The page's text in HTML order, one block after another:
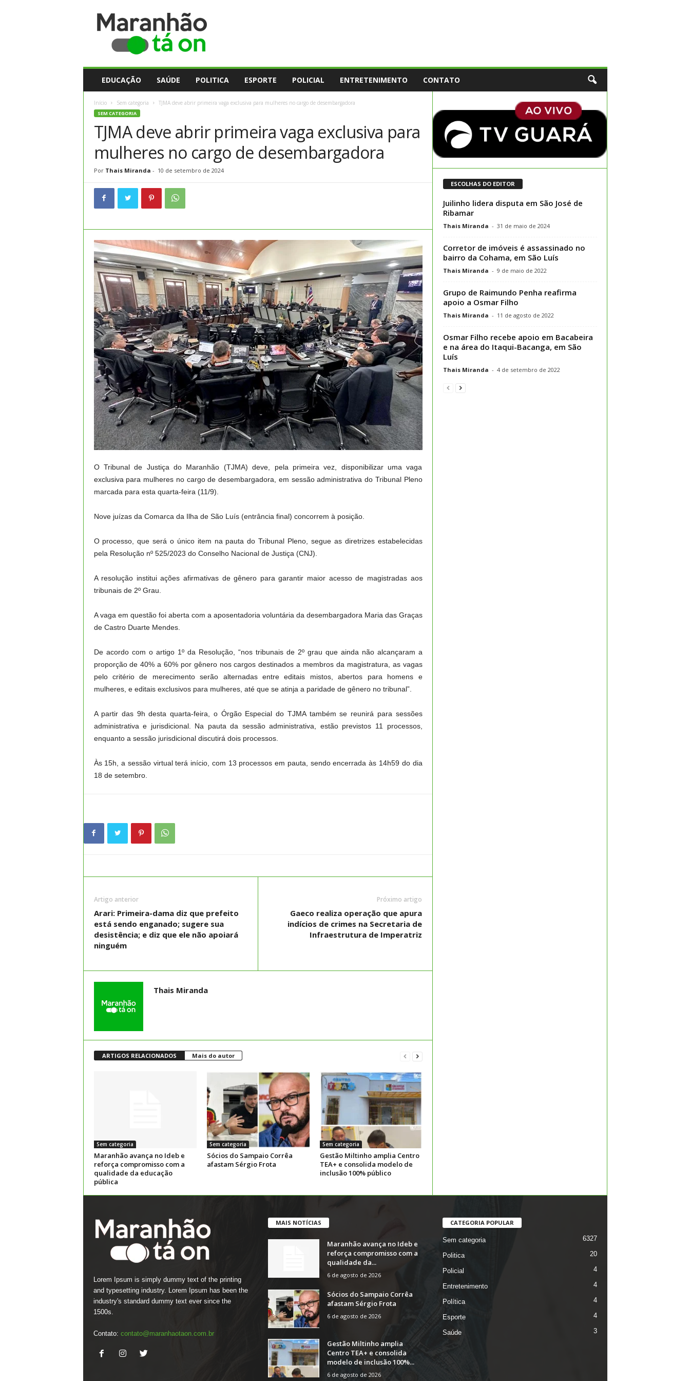
EDUCAÇÃO SAÚDE POLITICA ESPORTE POLICIAL ENTRETENIMENTO CONTATO
Início Sem categoria TJMA deve abrir primeira vaga exclusiva para mulheres no cargo de desembargadora
SEM CATEGORIA
TJMA deve abrir primeira vaga exclusiva para
mulheres no cargo de desembargadora
Por Thais Miranda - 10 de setembro de 2024
O Tribunal de Justiça do Maranhão (TJMA) deve, pela primeira vez, disponibilizar uma vaga
exclusiva para mulheres no cargo de desembargadora, em sessão administrativa do Tribunal Pleno
marcada para esta quarta-feira (11/9).
Nove juízas da Comarca da Ilha de São Luís (entrância final) concorrem à posição.
O processo, que será o único item na pauta do Tribunal Pleno, segue as diretrizes estabelecidas
pela Resolução nº 525/2023 do Conselho Nacional de Justiça (CNJ).
A resolução institui ações afirmativas de gênero para garantir maior acesso de magistradas aos
tribunais de 2º Grau.
A vaga em questão foi aberta com a aposentadoria voluntária da desembargadora Maria das Graças
de Castro Duarte Mendes.
De acordo com o artigo 1º da Resolução, “nos tribunais de 2º grau que ainda não alcançaram a
proporção de 40% a 60% por gênero nos cargos destinados a membros da magistratura, as vagas
pelo critério de merecimento serão alternadas entre editais mistos, abertos para homens e
mulheres, e editais exclusivos para mulheres, até que se atinja a paridade de gênero no tribunal”.
A partir das 9h desta quarta-feira, o Órgão Especial do TJMA também se reunirá para sessões
administrativa e jurisdicional. Na pauta da sessão administrativa, estão previstos 11 processos,
enquanto a sessão jurisdicional discutirá dois processos.
Às 15h, a sessão virtual terá início, com 13 processos em pauta, sendo encerrada às 14h59 do dia
18 de setembro.
Artigo anterior
Arari: Primeira-dama diz que prefeito
está sendo enganado; sugere sua
desistência; e diz que ele não apoiará
ninguém
Próximo artigo
Gaeco realiza operação que apura
indícios de crimes na Secretaria de
Infraestrutura de Imperatriz
Thais Miranda
ARTIGOS RELACIONADOS Mais do autor
Sem categoria
Maranhão avança no Ideb e
reforça compromisso com a
qualidade da educação
pública
Sem categoria
Sócios do Sampaio Corrêa
afastam Sérgio Frota
Sem categoria
Gestão Miltinho amplia Centro
TEA+ e consolida modelo de
inclusão 100% público
ESCOLHAS DO EDITOR
Juilinho lidera disputa em São José de
Ribamar
Thais Miranda - 31 de maio de 2024
Corretor de imóveis é assassinado no
bairro da Cohama, em São Luís
Thais Miranda - 9 de maio de 2022
Grupo de Raimundo Penha reafirma
apoio a Osmar Filho
Thais Miranda - 11 de agosto de 2022
Osmar Filho recebe apoio em Bacabeira
e na área do Itaqui-Bacanga, em São
Luís
Thais Miranda - 4 de setembro de 2022
Lorem Ipsum is simply dummy text of the printing
and typesetting industry. Lorem Ipsum has been the
industry's standard dummy text ever since the
1500s.
Contato: contato@maranhaotaon.com.br
MAIS NOTÍCIAS
Maranhão avança no Ideb e
reforça compromisso com a
qualidade da...
6 de agosto de 2026
Sócios do Sampaio Corrêa
afastam Sérgio Frota
6 de agosto de 2026
Gestão Miltinho amplia
Centro TEA+ e consolida
modelo de inclusão 100%...
6 de agosto de 2026
CATEGORIA POPULAR
Sem categoria 6327
Politica 20
Policial 4
Entretenimento 4
Política 4
Esporte 4
Saúde 3